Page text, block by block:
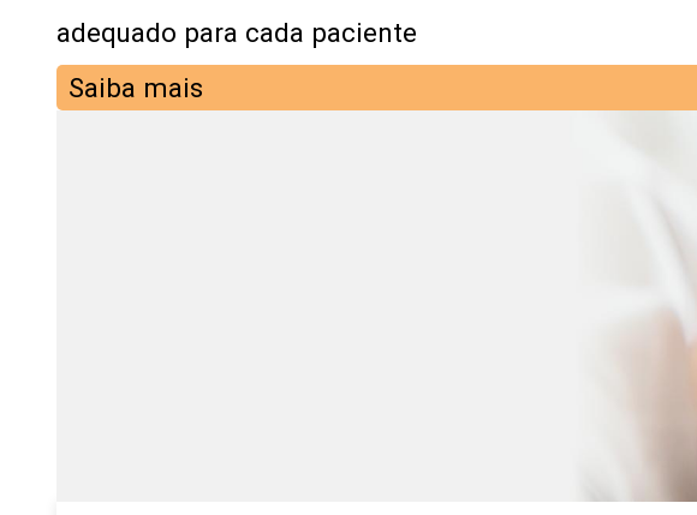
adequado para cada paciente
Saiba mais